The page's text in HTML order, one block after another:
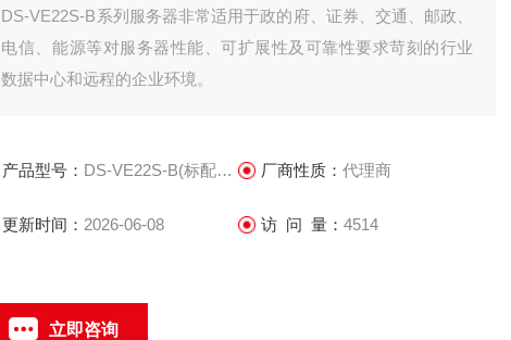
DS-VE22S-B系列服务器非常适用于政的府、证券、交通、邮政、
电信、能源等对服务器性能、可扩展性及可靠性要求苛刻的行业
数据中心和远程的企业环境。
产品型号： DS-VE22S-B(标配)/6533 厂商性质： 代理商
更新时间： 2026-06-08 访 问 量： 4514
立即咨询